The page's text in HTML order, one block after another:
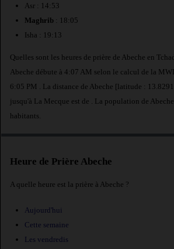
Asr : 14:53
Maghrib : 18:05
Isha : 19:13
Quelles sont les heures de prière de Abeche en
Abeche débute à 4:07 AM selon le calcul de la
6:05 PM . La distance de Abeche [latitude :
jusqu'à La Mecque est de . La population de
habitants.
Heure de Prière Abeche
A quelle heure est la prière à Abeche ?
Aujourd'hui
Cette semaine
Les vendredis